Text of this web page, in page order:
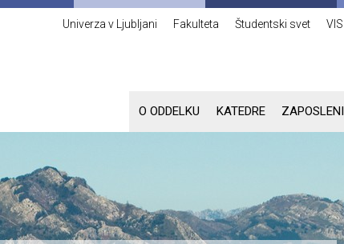
Univerza v Ljubljani Fakulteta Študentski svet VIS
O ODDELKU KATEDRE ZAPOSLENI